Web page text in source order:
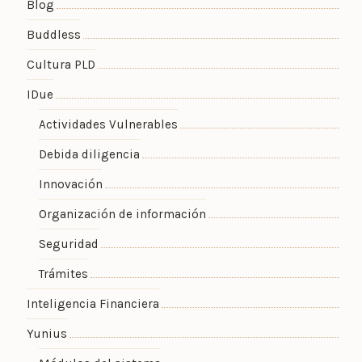
Blog
Buddless
Cultura PLD
IDue
Actividades Vulnerables
Debida diligencia
Innovación
Organización de información
Seguridad
Trámites
Inteligencia Financiera
Yunius